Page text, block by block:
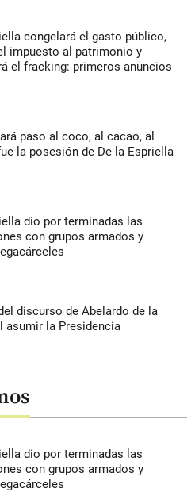
congelará el gasto público,
impuesto al patrimonio y
el fracking: primeros anuncios
paso al coco, al cacao, al
la posesión de De la Espriella
dio por terminadas las
con grupos armados y
discurso de Abelardo de la
asumir la Presidencia
dio por terminadas las
con grupos armados y